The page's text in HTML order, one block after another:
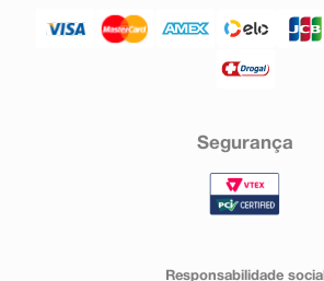
Segurança
Responsabilidade social